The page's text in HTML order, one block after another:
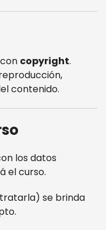
copyright.
contenido.
los datos
el curso.
se brinda